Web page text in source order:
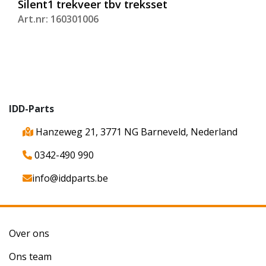
Silent1 trekveer tbv treksset
Art.nr: 160301006
IDD-Parts
Hanzeweg 21, 3771 NG Barneveld, Nederland
0342-490 990
info@iddparts.be
Over ons
Ons team